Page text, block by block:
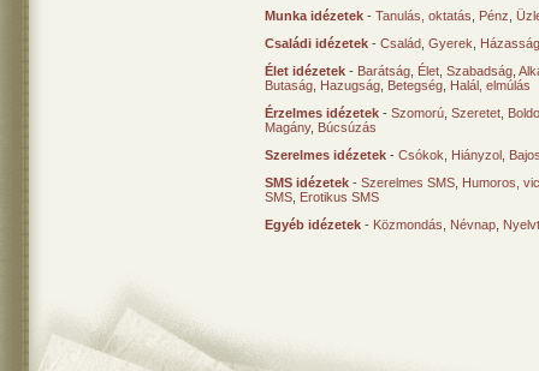
Munka idézetek - Tanulás, oktatás Pénz
Családi idézetek - Család Gyerek
Élet idézetek - Barátság Élet Szabadság
Butaság Hazugság Betegség Halál, elmúlás
Érzelmes idézetek - Szomorú Szeretet
Magány, Búcsúzás
Szerelmes idézetek - Csókok Hiányzol
SMS idézetek - Szerelmes SMS Humoros,
SMS Erotikus SMS
Egyéb idézetek - Közmondás Névnap